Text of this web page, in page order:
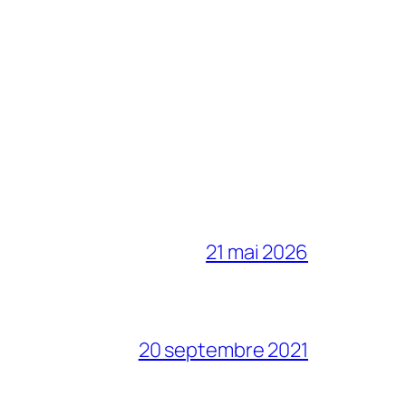
21 mai 2026
20 septembre 2021